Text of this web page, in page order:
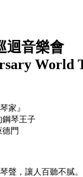
迴音樂會
World
家』
鋼琴王子
德門
，讓人百聽不膩